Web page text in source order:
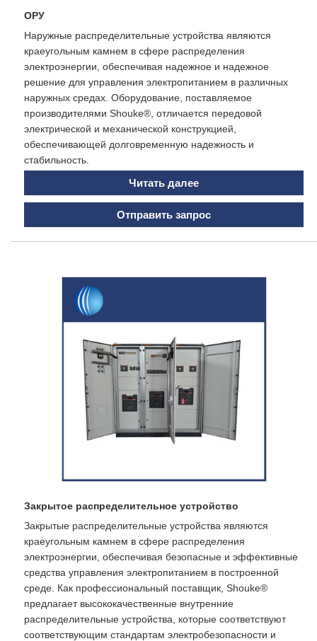
ОРУ
Наружные распределительные устройства являются
краеугольным камнем в сфере распределения
электроэнергии, обеспечивая надежное и надежное
решение для управления электропитанием в различных
наружных средах. Оборудование, поставляемое
производителями Shouke®, отличается передовой
электрической и механической конструкцией,
обеспечивающей долговременную надежность и
стабильность.
Читать далее
Отправить запрос
Закрытое распределительное устройство
Закрытые распределительные устройства являются
краеугольным камнем в сфере распределения
электроэнергии, обеспечивая безопасные и эффективные
средства управления электропитанием в построенной
среде. Как профессиональный поставщик, Shouke®
предлагает высококачественные внутренние
распределительные устройства, которые соответствуют
соответствующим стандартам электробезопасности и